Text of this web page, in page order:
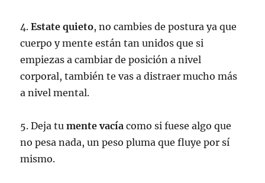
4.Estate quieto, no cambies de postura ya que
cuerpo y mente están tan unidos que si
empiezas a cambiar de posición a nivel
corporal, también te vas a distraer mucho más
a nivel mental.
5. Deja tumente vacía como si fuese algo que
no pesa nada, un peso pluma que fluye por sí
mismo.